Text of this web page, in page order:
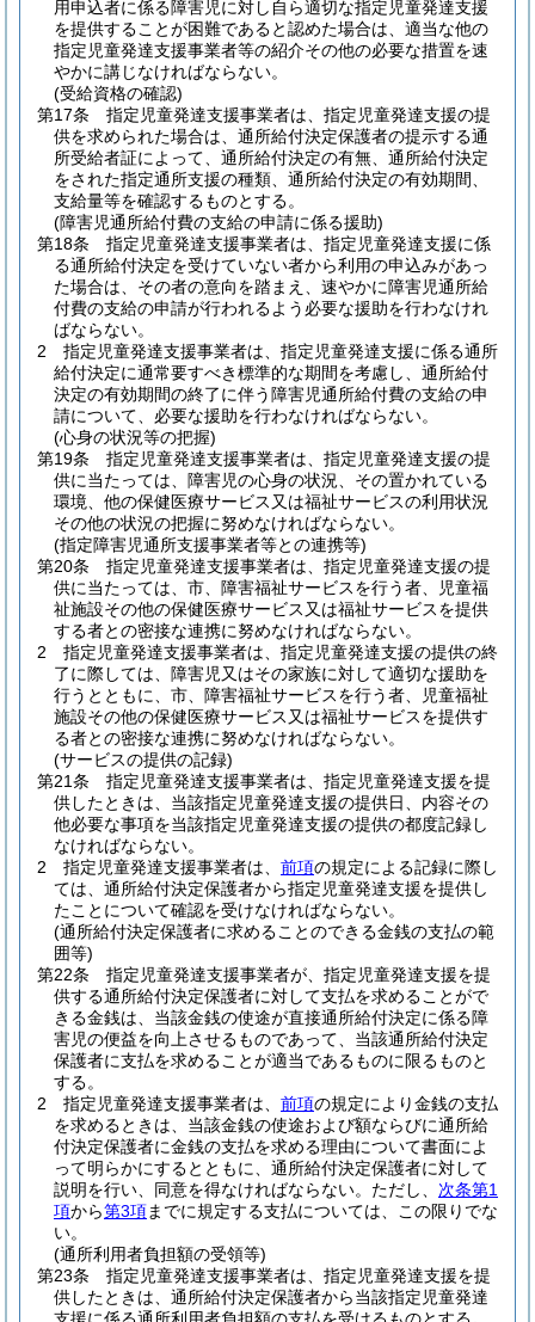
用申込者に係る障害児に対し自ら適切な指定児童発達支援
を提供することが困難であると認めた場合は、適当な他の
指定児童発達支援事業者等の紹介その他の必要な措置を速
やかに講じなければならない。
(受給資格の確認)
第17条
指定児童発達支援事業者は、指定児童発達支援の提
供を求められた場合は、通所給付決定保護者の提示する通
所受給者証によって、通所給付決定の有無、通所給付決定
をされた指定通所支援の種類、通所給付決定の有効期間、
支給量等を確認するものとする。
(障害児通所給付費の支給の申請に係る援助)
第18条
指定児童発達支援事業者は、指定児童発達支援に係
る通所給付決定を受けていない者から利用の申込みがあっ
た場合は、その者の意向を踏まえ、速やかに障害児通所給
付費の支給の申請が行われるよう必要な援助を行わなけれ
ばならない。
2
指定児童発達支援事業者は、指定児童発達支援に係る通所
給付決定に通常要すべき標準的な期間を考慮し、通所給付
決定の有効期間の終了に伴う障害児通所給付費の支給の申
請について、必要な援助を行わなければならない。
(心身の状況等の把握)
第19条
指定児童発達支援事業者は、指定児童発達支援の提
供に当たっては、障害児の心身の状況、その置かれている
環境、他の保健医療サービス又は福祉サービスの利用状況
その他の状況の把握に努めなければならない。
(指定障害児通所支援事業者等との連携等)
第20条
指定児童発達支援事業者は、指定児童発達支援の提
供に当たっては、市、障害福祉サービスを行う者、児童福
祉施設その他の保健医療サービス又は福祉サービスを提供
する者との密接な連携に努めなければならない。
2
指定児童発達支援事業者は、指定児童発達支援の提供の終
了に際しては、障害児又はその家族に対して適切な援助を
行うとともに、市、障害福祉サービスを行う者、児童福祉
施設その他の保健医療サービス又は福祉サービスを提供す
る者との密接な連携に努めなければならない。
(サービスの提供の記録)
第21条
指定児童発達支援事業者は、指定児童発達支援を提
供したときは、当該指定児童発達支援の提供日、内容その
他必要な事項を当該指定児童発達支援の提供の都度記録し
なければならない。
2
指定児童発達支援事業者は、 前項の規定による記録に際し
ては、通所給付決定保護者から指定児童発達支援を提供し
たことについて確認を受けなければならない。
(通所給付決定保護者に求めることのできる金銭の支払の範
囲等)
第22条
指定児童発達支援事業者が、指定児童発達支援を提
供する通所給付決定保護者に対して支払を求めることがで
きる金銭は、当該金銭の使途が直接通所給付決定に係る障
害児の便益を向上させるものであって、当該通所給付決定
保護者に支払を求めることが適当であるものに限るものと
する。
2
指定児童発達支援事業者は、 前項の規定により金銭の支払
を求めるときは、当該金銭の使途および額ならびに通所給
付決定保護者に金銭の支払を求める理由について書面によ
って明らかにするとともに、通所給付決定保護者に対して
説明を行い、同意を得なければならない。 ただし、 次条第1
項から第3項までに規定する支払については、この限りでな
い。
(通所利用者負担額の受領等)
第23条
指定児童発達支援事業者は、指定児童発達支援を提
供したときは、通所給付決定保護者から当該指定児童発達